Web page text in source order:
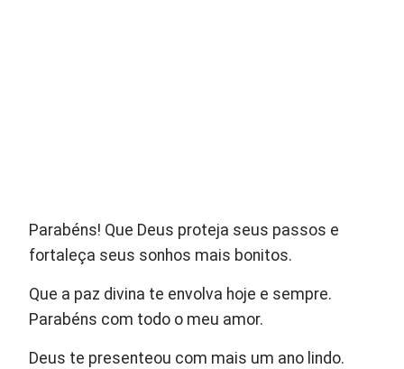
Parabéns! Que Deus proteja seus passos e
fortaleça seus sonhos mais bonitos.
Que a paz divina te envolva hoje e sempre.
Parabéns com todo o meu amor.
Deus te presenteou com mais um ano lindo.